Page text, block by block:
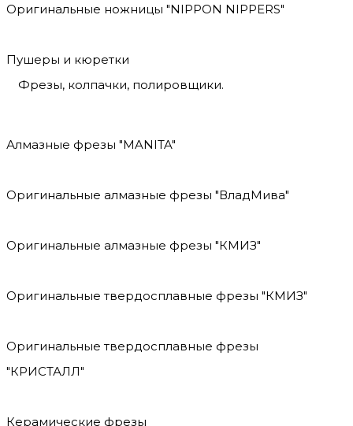
Оригинальные ножницы "NIPPON NIPPERS"
Пушеры и кюретки
Фрезы, колпачки, полировщики.
Алмазные фрезы "MANITA"
Оригинальные алмазные фрезы "ВладМива"
Оригинальные алмазные фрезы "КМИЗ"
Оригинальные твердосплавные фрезы "КМИЗ"
Оригинальные твердосплавные фрезы
"КРИСТАЛЛ"
Керамические фрезы